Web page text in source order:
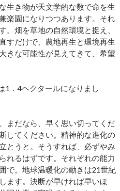
生き物が天文学的な数で命を生
楽園になりつつあります。それ
。畑を草地の自然環境と捉え、
すだけで、農地再生と環境再生
きな可能性が見えてきて、希望
1．4ヘクタールになりまし
まだなら、早く思い切ってくだ
してください。精神的な進化の
とうと。そうすれば、必ずやみ
れるはずです。それぞれの能力
で。地球温暖化の動きは21世紀
ます。決断が早ければ早いほ